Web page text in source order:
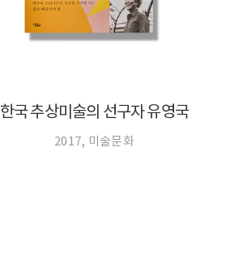
한국 추상미술의 선구자 유영국
2017, 미술문화